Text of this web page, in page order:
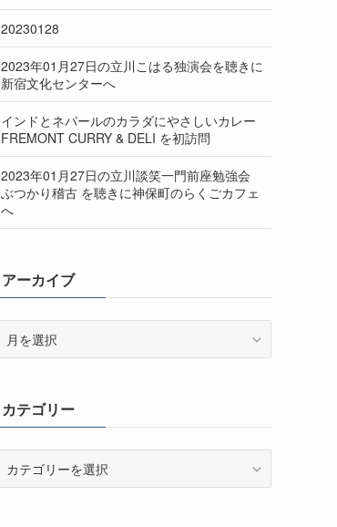
20230128
2023年01月27日の立川こはる独演会を聴きに
新宿文化センターへ
インドとネパールのカラダにやさしいカレー
FREMONT CURRY & DELI を初訪問
2023年01月27日の立川談笑一門前座勉強会
ぶつかり稽古 を聴きに神保町のらくごカフェ
へ
アーカイブ
ブカテゴリー